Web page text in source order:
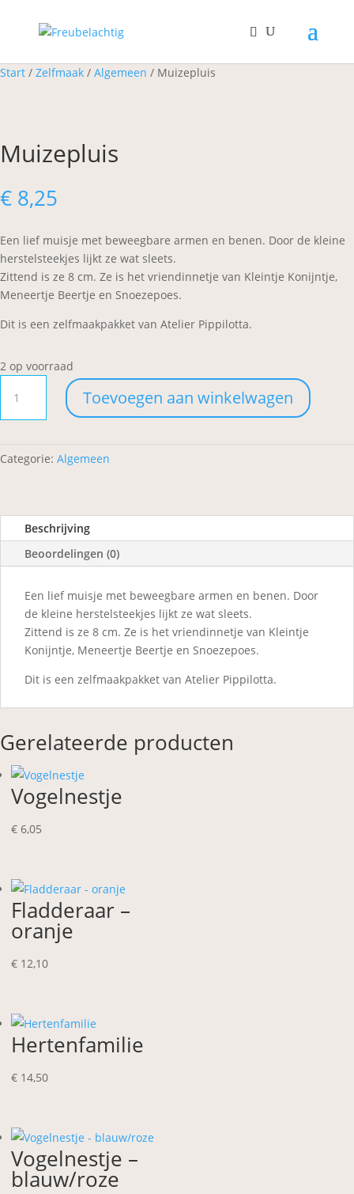
Start / Zelfmaak / Algemeen / Muizepluis
Muizepluis
€ 8,25
Een lief muisje met beweegbare armen en benen. Door de kleine
herstelsteekjes lijkt ze wat sleets.
Zittend is ze 8 cm. Ze is het vriendinnetje van Kleintje Konijntje,
Meneertje Beertje en Snoezepoes.
Dit is een zelfmaakpakket van Atelier Pippilotta.
2 op voorraad
aantal
Toevoegen aan winkelwagen
Categorie: Algemeen
Beschrijving
Beoordelingen (0)
Een lief muisje met beweegbare armen en benen. Door
de kleine herstelsteekjes lijkt ze wat sleets.
Zittend is ze 8 cm. Ze is het vriendinnetje van Kleintje
Konijntje, Meneertje Beertje en Snoezepoes.
Dit is een zelfmaakpakket van Atelier Pippilotta.
Gerelateerde producten
Vogelnestje
€ 6,05
Fladderaar –
oranje
€ 12,10
Hertenfamilie
€ 14,50
Vogelnestje –
blauw/roze